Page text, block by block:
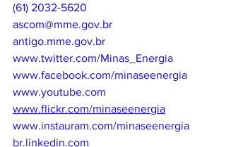
(61) 2032-5620
ascom@mme.gov.br
antigo.mme.gov.br
www.twitter.com/Minas_Energia
www.facebook.com/minaseenergia
www.youtube.com
www.flickr.com/minaseenergia
www.instauram.com/minaseenergia
br.linkedin.com